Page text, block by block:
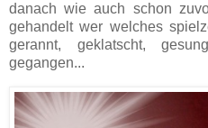
danach wie auch schon
gehandelt wer welches
gerannt, geklatscht,
gegangen...